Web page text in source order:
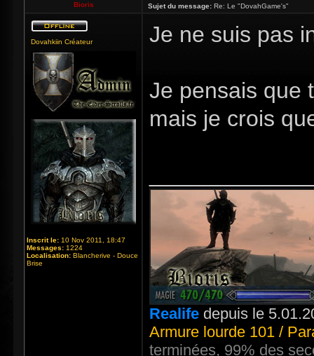
Bioris Sujet du message: Re: Le "DovahGame's"
Dovahkiin Créateur
Inscrit le: 10 Nov 2011, 18:47
Messages: 1224
Localisation: Blancherive - Douce
Brise
Je ne suis pas
Je pensais que
mais je crois
Realife depuis le
Armure lourde 101 /
terminées, 99% des